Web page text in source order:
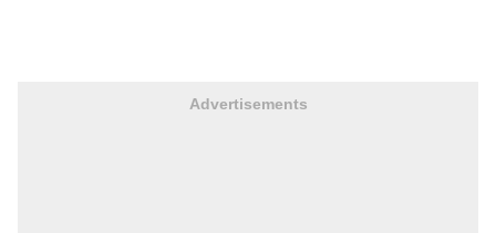
Advertisements